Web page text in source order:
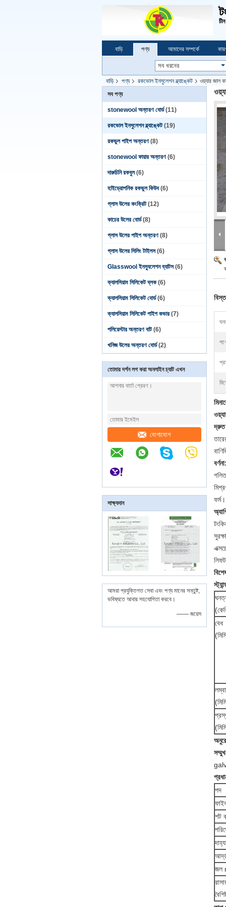
বাড়ি পণ্য আমাদের সম্পর্কে
বাড়ি পণ্য রকভোল ইনসুলেশন ব্ল্যাঙ্কেট
ওয়্যার জাল
সব পণ্য
stonewool অন্তরণ বোর্ড (11)
রকভোল ইনসুলেশন ব্ল্যাঙ্কেট (19)
রকভুল পাইপ অন্তরণ (8)
stonewool ফায়ার অন্তরণ (6)
দারুচিনি রকবুল (6)
হাইড্রোপনিক রকভুল কিউব (6)
গ্লাস উলের কংক্রিট (12)
কাচের উলের বোর্ড (8)
গ্লাস উলের পাইপ অন্তরণ (8)
গ্লাস উলের সিলিং টাইলস (6)
Glasswool ইনস্যুলেশন ব্যাটস (6)
ক্যালসিয়াম সিলিকেট ব্লক (6)
ক্যালসিয়াম সিলিকেট বোর্ড (6)
ক্যালসিয়াম সিলিকেট পাইপ কভার (7)
পলিয়েস্টার অন্তরণ বাট (6)
খনিজ উলের অন্তরণ বোর্ড (2)
তোমার দর্শন লগ করা অনলাইন চ্যাট এখন
যোগাযোগ
সাক্ষ্যদান
আমরা প্রযুক্তিগত সেবা এবং পণ্য মানের সন্তুষ্ট,
ভবিষ্যতে আবার সহযোগিতা করবে।
—— জয়েস
দ্রুত
ফর্ম।
বেধ
লম্বা
পদ
শট
জল